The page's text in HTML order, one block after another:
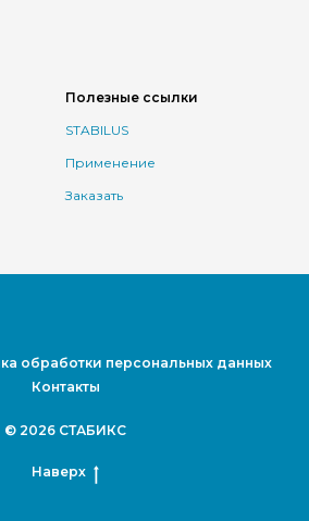
Полезные ссылки
STABILUS
Применение
Заказать
обработки персональных данных
Контакты
© 2026 СТАБИКС
Наверх